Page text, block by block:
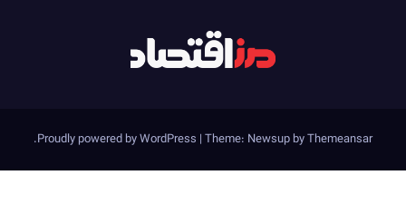
Proudly powered by WordPress|Theme: Newsup byThemeansar
.